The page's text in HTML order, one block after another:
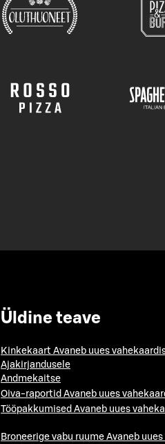
Üldine teave
Kinkekaart Avaneb uues
Ajakirjandusele
Andmekaitse
Oiva-raportid Avaneb uues
Tööpakkumised Avaneb uues
Broneerige vabu ruume Avaneb